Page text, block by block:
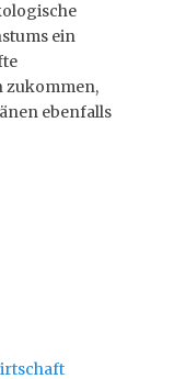
ein
zukommen,
ebenfalls